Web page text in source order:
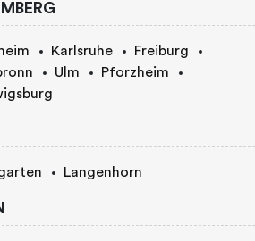
Karlsruhe
Freiburg
Ulm
Pforzheim
Langenhorn